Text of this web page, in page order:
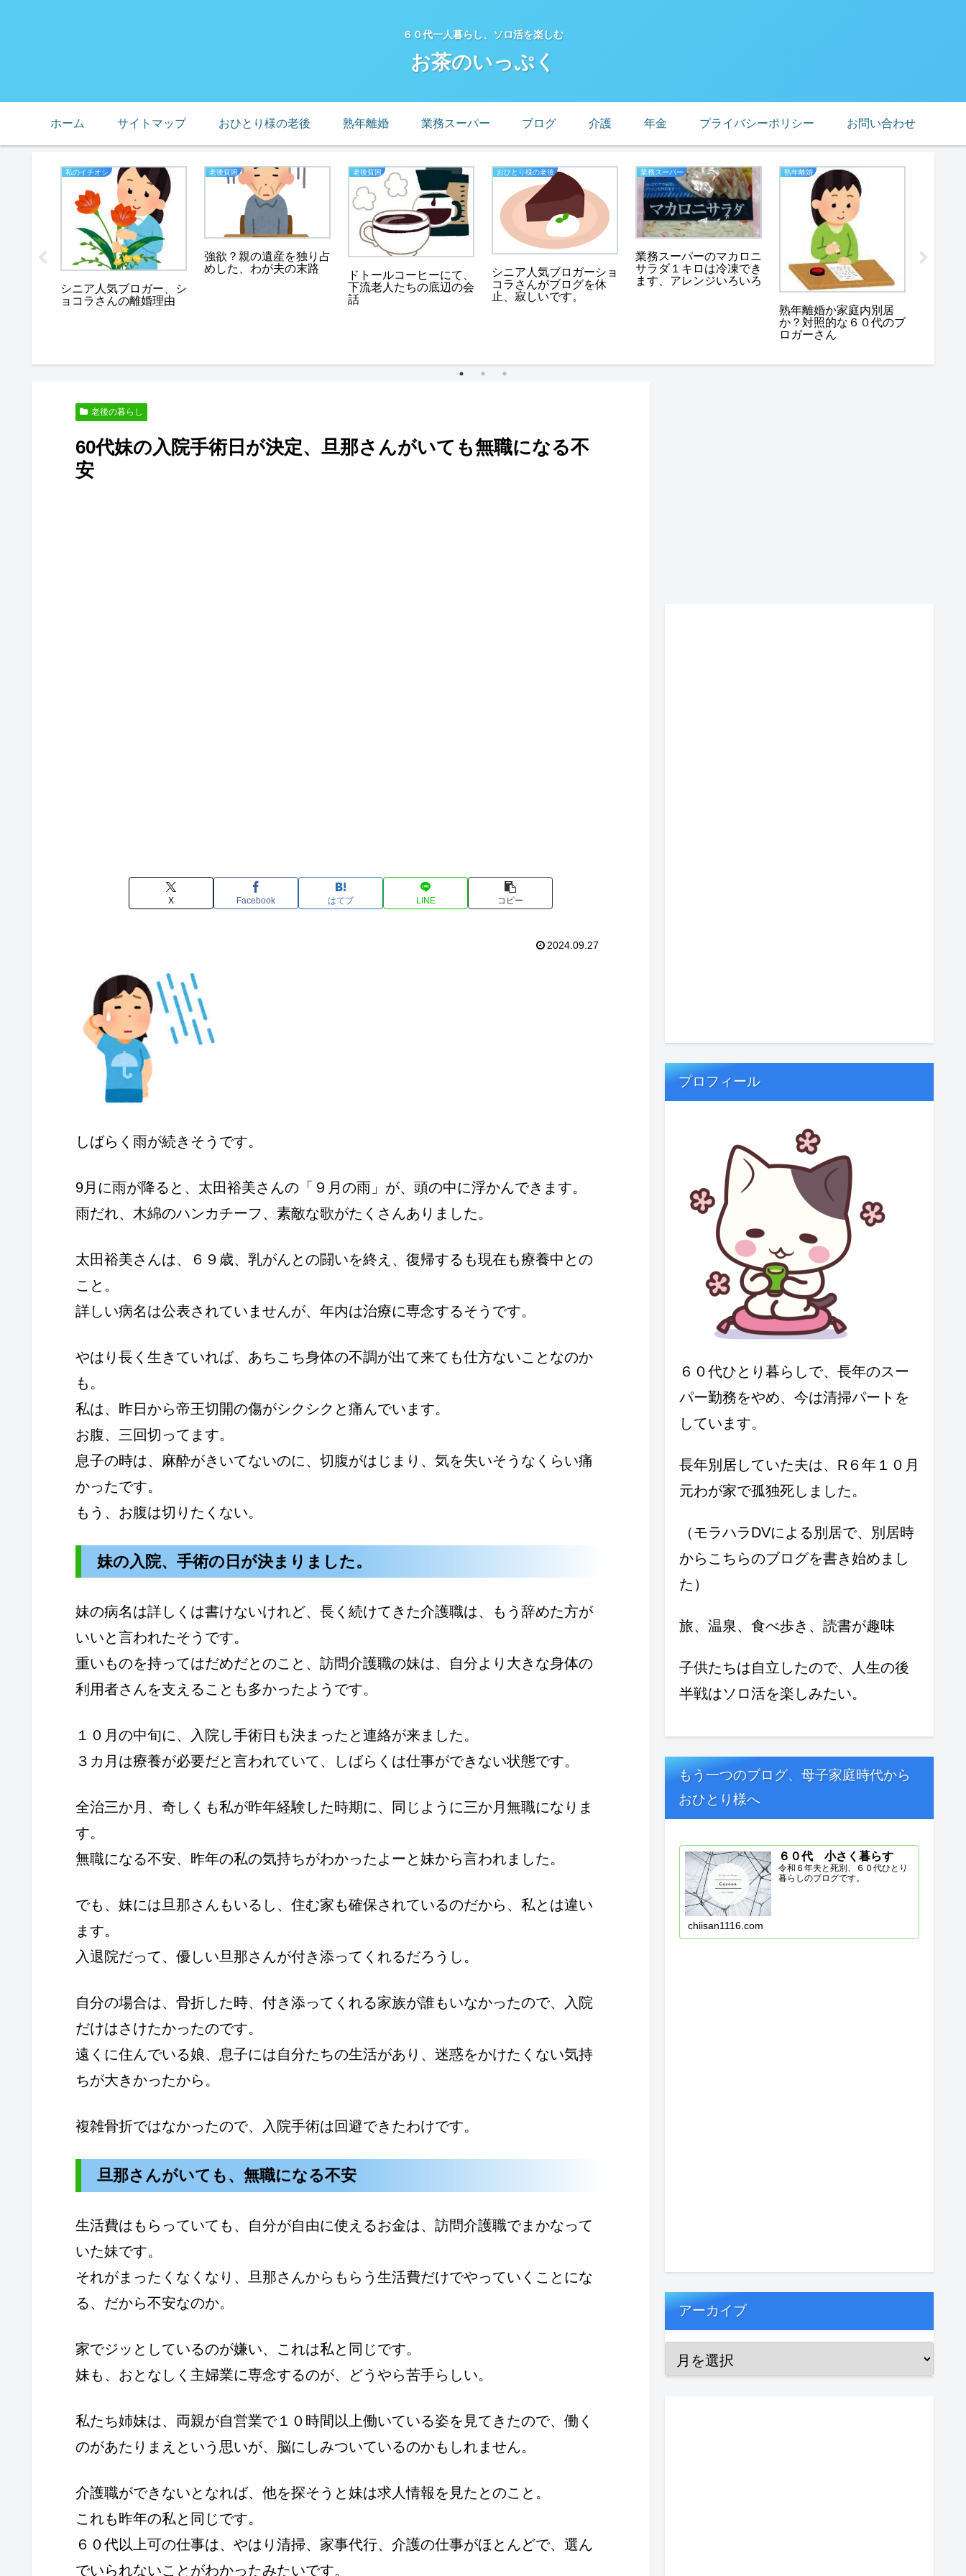
６０代一人暮らし、ソロ活を楽しむ
お茶のいっぷく
ホーム サイトマップ おひとり様の老後 熟年離婚 業務スーパー ブログ 介護 年金 プライバシーポリシー お問い合わせ
私のイチオシ
シニア人気ブロガー、シ
ョコラさんの離婚理由
老後貧困
強欲？親の遺産を独り占
めした、わが夫の末路
老後貧困
ドトールコーヒーにて、
下流老人たちの底辺の会
話
おひとり様の老後
シニア人気ブロガーショ
コラさんがブログを休
止、寂しいです。
業務スーパー
業務スーパーのマカロニ
サラダ１キロは冷凍でき
ます、アレンジいろいろ
熟年離婚
熟年離婚か家庭内別居
か？対照的な６０代のブ
ロガーさん
膝が痛
老後の暮らし
60代妹の入院手術日が決定、旦那さんがいても無職になる不
安
X Facebook はてブ LINE コピー
2024.09.27
しばらく雨が続きそうです。
9月に雨が降ると、太田裕美さんの「９月の雨」が、頭の中に浮かんできます。
雨だれ、木綿のハンカチーフ、素敵な歌がたくさんありました。
太田裕美さんは、６９歳、乳がんとの闘いを終え、復帰するも現在も療養中との
こと。
詳しい病名は公表されていませんが、年内は治療に専念するそうです。
やはり長く生きていれば、あちこち身体の不調が出て来ても仕方ないことなのか
も。
私は、昨日から帝王切開の傷がシクシクと痛んでいます。
お腹、三回切ってます。
息子の時は、麻酔がきいてないのに、切腹がはじまり、気を失いそうなくらい痛
かったです。
もう、お腹は切りたくない。
妹の入院、手術の日が決まりました。
妹の病名は詳しくは書けないけれど、長く続けてきた介護職は、もう辞めた方が
いいと言われたそうです。
重いものを持ってはだめだとのこと、訪問介護職の妹は、自分より大きな身体の
利用者さんを支えることも多かったようです。
１０月の中旬に、入院し手術日も決まったと連絡が来ました。
３カ月は療養が必要だと言われていて、しばらくは仕事ができない状態です。
全治三か月、奇しくも私が昨年経験した時期に、同じように三か月無職になりま
す。
無職になる不安、昨年の私の気持ちがわかったよーと妹から言われました。
でも、妹には旦那さんもいるし、住む家も確保されているのだから、私とは違い
ます。
入退院だって、優しい旦那さんが付き添ってくれるだろうし。
自分の場合は、骨折した時、付き添ってくれる家族が誰もいなかったので、入院
だけはさけたかったのです。
遠くに住んでいる娘、息子には自分たちの生活があり、迷惑をかけたくない気持
ちが大きかったから。
複雑骨折ではなかったので、入院手術は回避できたわけです。
旦那さんがいても、無職になる不安
生活費はもらっていても、自分が自由に使えるお金は、訪問介護職でまかなって
いた妹です。
それがまったくなくなり、旦那さんからもらう生活費だけでやっていくことにな
る、だから不安なのか。
家でジッとしているのが嫌い、これは私と同じです。
妹も、おとなしく主婦業に専念するのが、どうやら苦手らしい。
私たち姉妹は、両親が自営業で１０時間以上働いている姿を見てきたので、働く
のがあたりまえという思いが、脳にしみついているのかもしれません。
介護職ができないとなれば、他を探そうと妹は求人情報を見たとのこと。
これも昨年の私と同じです。
６０代以上可の仕事は、やはり清掃、家事代行、介護の仕事がほとんどで、選ん
でいられないことがわかったみたいです。
プロフィール
６０代ひとり暮らしで、長年のスー
パー勤務をやめ、今は清掃パートを
しています。
長年別居していた夫は、R６年１０月
元わが家で孤独死しました。
（モラハラDVによる別居で、別居時
からこちらのブログを書き始めまし
た）
旅、温泉、食べ歩き、読書が趣味
子供たちは自立したので、人生の後
半戦はソロ活を楽しみたい。
もう一つのブログ、母子家庭時代から
おひとり様へ
６０代 小さく暮らす
令和６年夫と死別、６０代ひとり
暮らしのブログです。
chiisan1116.com
アーカイブ